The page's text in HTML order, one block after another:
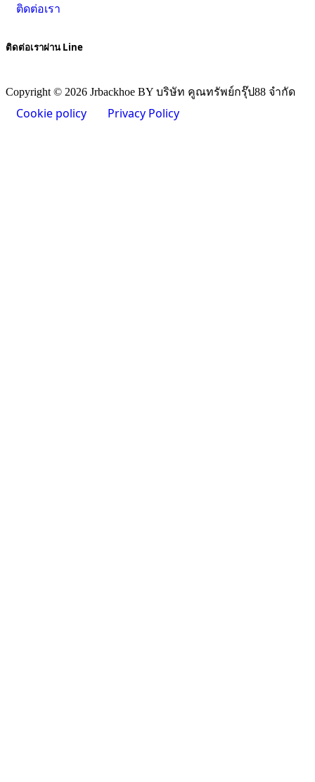
ติดต่อเรา
ติดต่อเราผ่าน Line
Copyright © 2026 Jrbackhoe BY บริษัท คูณทรัพย์กรุ๊ป88 จำกัด
Cookie policy Privacy Policy